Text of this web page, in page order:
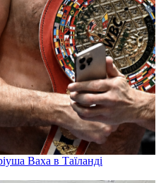
Ваха в Таїланді